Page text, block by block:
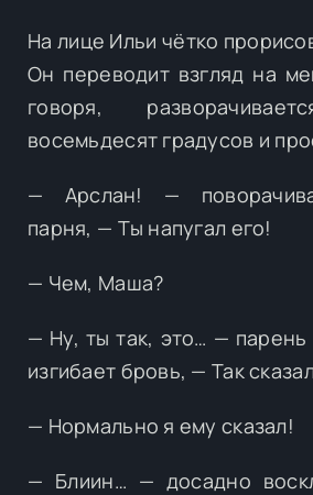
На лице Ильи чётко
Он переводит взгляд на
говоря,
восемьдесят градусов и
— Арслан! —
парня, — Ты напугал его!
— Чем, Маша?
— Ну, ты так, это… — парень
изгибает бровь, — Так
— Нормально я ему сказал!
— Блиин… — досадно